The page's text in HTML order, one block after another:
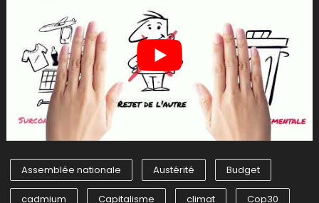
Assemblée nationale Austérité Budget
cadmium Capitalisme climat Cop30